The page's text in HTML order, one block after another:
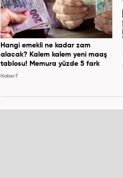
Hangi emekli ne kadar zam
alacak? Kalem kalem yeni maaş
tablosu! Memura yüzde 5 fark
Haber7